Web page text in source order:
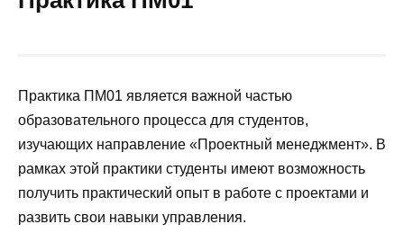
Практика ПМ01 является важной частью
образовательного процесса для студентов,
изучающих направление «Проектный менеджмент». В
рамках этой практики студенты имеют возможность
получить практический опыт в работе с проектами и
развить свои навыки управления.